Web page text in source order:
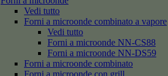
Vedi tutto
Forni a microonde combinato a vapore
Vedi tutto
Forni a microonde NN-CS88
Forni a microonde NN-DS59
Forni a microonde combinato
Forni a microonde con grill